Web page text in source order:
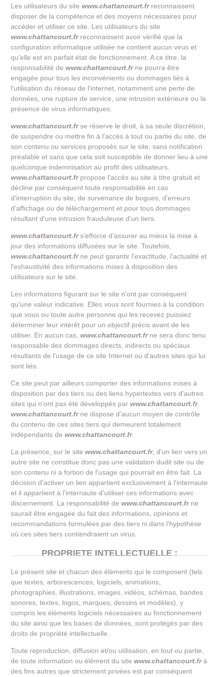
Les utilisateurs du sitewww.chattancourt.frreconnaissent
disposer de la compétence et des moyens nécessaires pour
accéder et utiliser ce site. Les utilisateurs du site
www.chattancourt.frreconnaissent avoir vérifié que la
configuration informatique utilisée ne contient aucun virus et
qu'elle est en parfait état de fonctionnement. A ce titre, la
responsabilité dewww.chattancourt.frne pourra être
engagée pour tous les inconvénients ou dommages liés à
l'utilisation du réseau de l'internet, notamment une perte de
données, une rupture de service, une intrusion extérieure ou la
présence de virus informatiques.
www.chattancourt.frse réserve le droit, à sa seule discrétion,
de suspendre ou mettre fin à l'accès à tout ou partie du site, de
son contenu ou services proposés sur le site, sans notification
préalable et sans que cela soit susceptible de donner lieu à une
quelconque indemnisation au profit des utilisateurs.
www.chattancourt.frpropose l'accès au site à titre gratuit et
décline par conséquent toute responsabilité en cas
d'interruption du site, de survenance de bogues, d'erreurs
d'affichage ou de téléchargement et pour tous dommages
résultant d'une intrusion frauduleuse d'un tiers.
www.chattancourt.frs'efforce d'assurer au mieux la mise à
jour des informations diffusées sur le site. Toutefois,
www.chattancourt.frne peut garantir l'exactitude, l'actualité et
l'exhaustivité des informations mises à disposition des
utilisateurs sur le site.
Les informations figurant sur le site n'ont par conséquent
qu'une valeur indicative. Elles vous sont fournies à la condition
que vous ou toute autre personne qui les recevez puissiez
déterminer leur intérêt pour un objectif précis avant de les
utiliser. En aucun cas,www.chattancourt.frne sera donc tenu
responsable des dommages directs, indirects ou spéciaux
résultants de l'usage de ce site Internet ou d'autres sites qui lui
sont liés.
Ce site peut par ailleurs comporter des informations mises à
disposition par des tiers ou des liens hypertextes vers d'autres
sites qui n'ont pas été développés parwww.chattancourt.fr.
www.chattancourt.frne dispose d'aucun moyen de contrôle
du contenu de ces sites tiers qui demeurent totalement
indépendants dewww.chattancourt.fr.
La présence, sur le sitewww.chattancourt.fr, d'un lien vers un
autre site ne constitue donc pas une validation dudit site ou de
son contenu ni a fortiori de l'usage qui pourrait en être fait. La
décision d'activer un lien appartient exclusivement à l'internaute
et il appartient à l'internaute d'utiliser ces informations avec
discernement. La responsabilité dewww.chattancourt.frne
saurait être engagée du fait des informations, opinions et
recommandations formulées par des tiers ni dans l'hypothèse
où ces sites tiers contiendraient un virus.
PROPRIETE INTELLECTUELLE :
Le présent site et chacun des éléments qui le composent (tels
que textes, arborescences, logiciels, animations,
photographies, illustrations, images, vidéos, schémas, bandes
sonores, textes, logos, marques, dessins et modèles), y
compris les éléments logiciels nécessaires au fonctionnement
du site ainsi que les bases de données, sont protégés par des
droits de propriété intellectuelle.
Toute reproduction, diffusion et/ou utilisation, en tout ou partie,
de toute information ou élément du sitewww.chattancourt.frà
des fins autres que strictement privées est par conséquent